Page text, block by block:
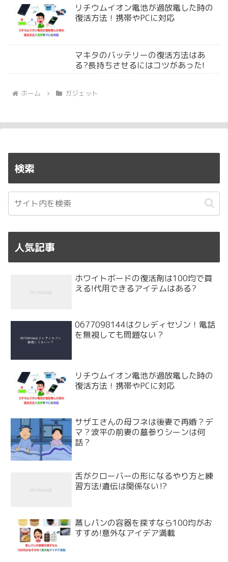
リチウムイオン電池が過放電した時の
復活方法！携帯やPCに対応
マキタのバッテリーの復活方法はあ
る?長持ちさせるにはコツがあった!
ホーム ガジェット
検索
人気記事
ホワイトボードの復活剤は100均で買
える!代用できるアイテムはある?
0677098144はクレディセゾン！電話
を無視しても問題ない？
リチウムイオン電池が過放電した時の
復活方法！携帯やPCに対応
サザエさんの母フネは後妻で再婚？デ
マ？波平の前妻の墓参りシーンは何
話？
舌がクローバーの形になるやり方と練
習方法!遺伝は関係ない⁉
蒸しパンの容器を探すなら100均がお
すすめ!意外なアイデア満載